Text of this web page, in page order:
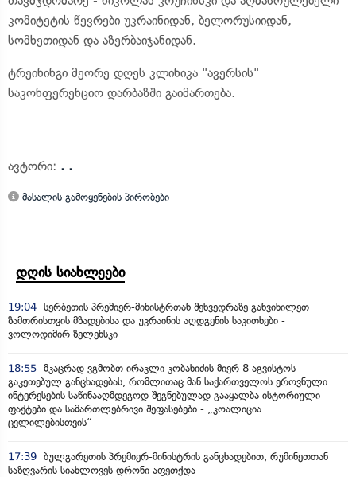
კომიტეტის წევრები უკრაინიდან, ბელორუსიიდან,
სომხეთიდან და აზერბაიჯანიდან.
ტრეინინგი მეორე დღეს კლინიკა "ავერსის"
საკონფერენციო დარბაზში გაიმართება.
ავტორი: . .
მასალის გამოყენების პირობები
დღის სიახლეები
19:04 სერბეთის პრემიერ-მინისტრთან შეხვედრაზე განვიხილეთ
ზამთრისთვის მზადებისა და უკრაინის აღდგენის საკითხები -
ვოლოდიმირ ზელენსკი
18:55 მკაცრად ვგმობთ ირაკლი კობახიძის მიერ 8 აგვისტოს
გაკეთებულ განცხადებას, რომლითაც მან საქართველოს ეროვნული
ინტერესების საწინააღმდეგოდ შეგნებულად გააყალბა ისტორიული
ფაქტები და სამართლებრივი შეფასებები - „კოალიცია
ცვლილებისთვის“
17:39 ბულგარეთის პრემიერ-მინისტრის განცხადებით, რუმინეთთან
საზღვარის სიახლოვეს დრონი აფეთქდა